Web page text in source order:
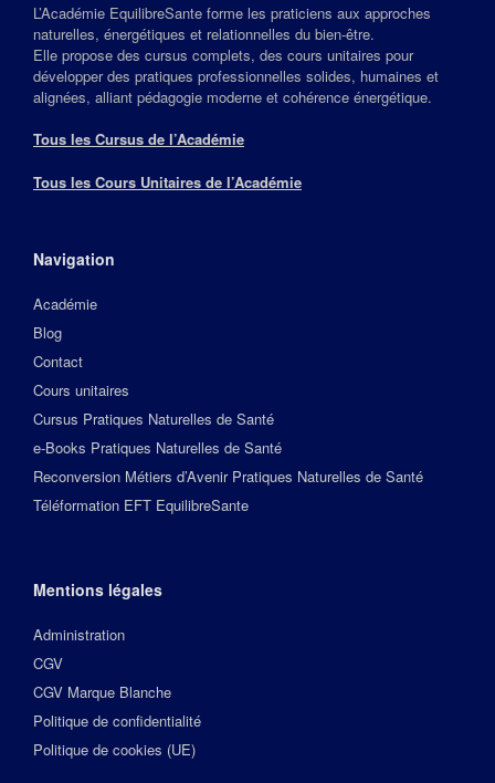
L’Académie EquilibreSante forme les praticiens aux approches
naturelles, énergétiques et relationnelles du bien‑être.
Elle propose des cursus complets, des cours unitaires pour
développer des pratiques professionnelles solides, humaines et
alignées, alliant pédagogie moderne et cohérence énergétique.
Tous les Cursus de l’Académie
Tous les Cours Unitaires de l’Académie
Navigation
Académie
Blog
Contact
Cours unitaires
Cursus Pratiques Naturelles de Santé
e-Books Pratiques Naturelles de Santé
Reconversion Métiers d’Avenir Pratiques Naturelles de Santé
Téléformation EFT EquilibreSante
Mentions légales
Administration
CGV
CGV Marque Blanche
Politique de confidentialité
Politique de cookies (UE)